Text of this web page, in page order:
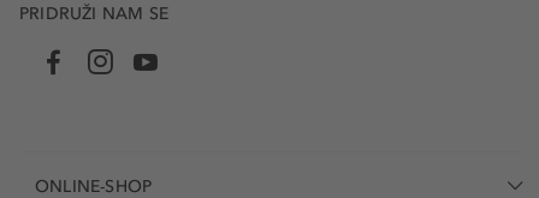
PRIDRUŽI NAM SE
ONLINE-SHOP